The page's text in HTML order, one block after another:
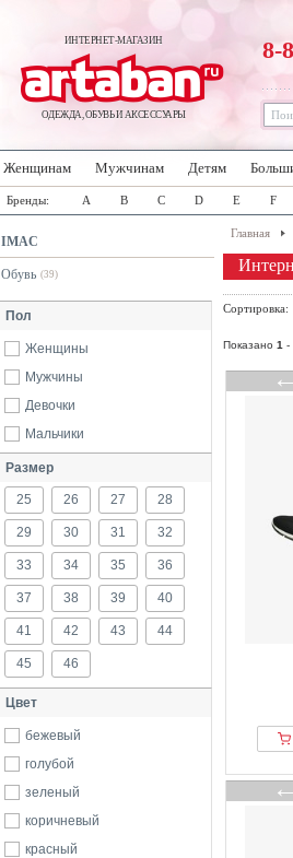
ИНТЕРНЕТ-МАГАЗИН
ОДЕЖДА, ОБУВЬ И АКСЕССУАРЫ
8-
Женщинам Мужчинам Детям
Бренды: A B C D E F
IMAC
Обувь (39)
Пол
Женщины
Мужчины
Девочки
Мальчики
Размер
25 26 27 28
29 30 31 32
33 34 35 36
37 38 39 40
41 42 43 44
45 46
Цвет
бежевый
голубой
зеленый
коричневый
красный
Главная
Показано 1 -